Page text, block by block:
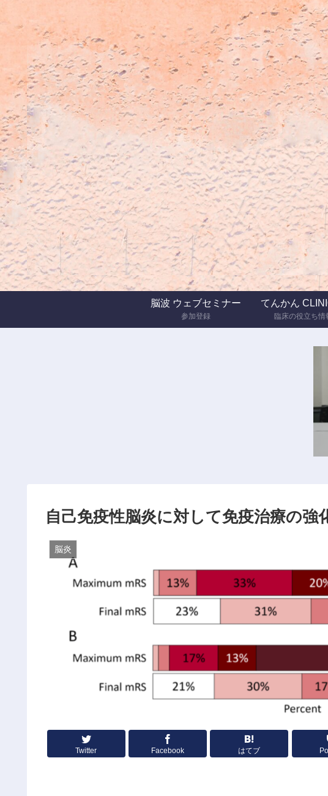
脳波 ウェブセミナー
参加登録
てんかん
臨床の役立ち情
自己免疫性脳炎に対して免疫治療の強
脳炎
Twitter Facebook はてブ